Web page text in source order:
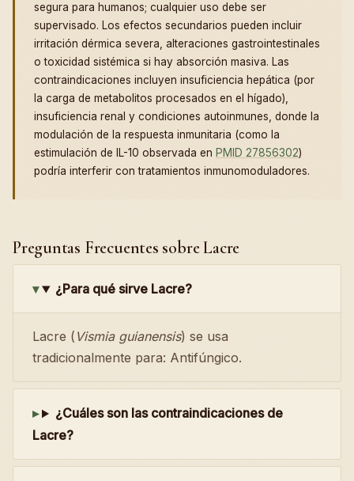
segura para humanos; cualquier uso debe ser
supervisado. Los efectos secundarios pueden incluir
irritación dérmica severa, alteraciones gastrointestinales
o toxicidad sistémica si hay absorción masiva. Las
contraindicaciones incluyen insuficiencia hepática (por
la carga de metabolitos procesados en el hígado),
insuficiencia renal y condiciones autoinmunes, donde la
modulación de la respuesta inmunitaria (como la
estimulación de IL-10 observada en PMID 27856302)
podría interferir con tratamientos inmunomoduladores.
Preguntas Frecuentes sobre Lacre
¿Para qué sirve Lacre?
Lacre ( Vismia guianensis) se usa
tradicionalmente para: Antifúngico.
¿Cuáles son las contraindicaciones de
Lacre?